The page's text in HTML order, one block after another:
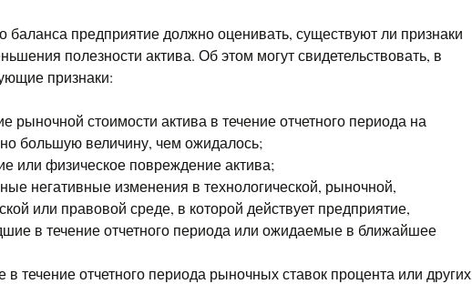
баланса предприятие должно оценивать, существуют ли признаки
полезности актива. Об этом могут свидетельствовать, в
признаки:
рыночной стоимости актива в течение отчетного периода на
большую величину, чем ожидалось;
или физическое повреждение актива;
негативные изменения в технологической, рыночной,
или правовой среде, в которой действует предприятие,
в течение отчетного периода или ожидаемые в ближайшее
в течение отчетного периода рыночных ставок процента или других